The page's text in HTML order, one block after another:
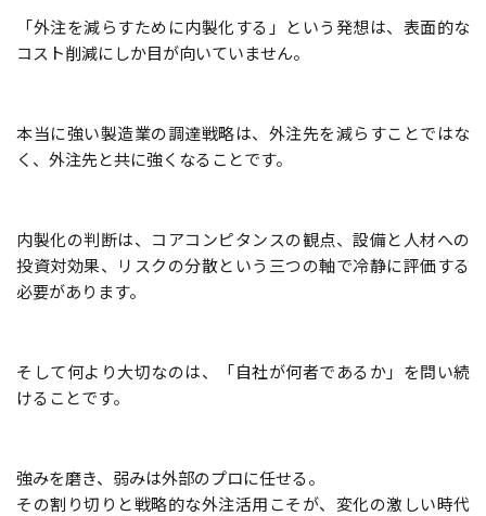
「外注を減らすために内製化する」という発想は、表面的な
コスト削減にしか目が向いていません。
本当に強い製造業の調達戦略は、外注先を減らすことではな
く、外注先と共に強くなることです。
内製化の判断は、コアコンピタンスの観点、設備と人材への
投資対効果、リスクの分散という三つの軸で冷静に評価する
必要があります。
そして何より大切なのは、「自社が何者であるか」を問い続
けることです。
強みを磨き、弱みは外部のプロに任せる。
その割り切りと戦略的な外注活用こそが、変化の激しい時代